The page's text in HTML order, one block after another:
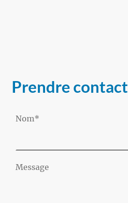
Prendre contact
Nom*
Message